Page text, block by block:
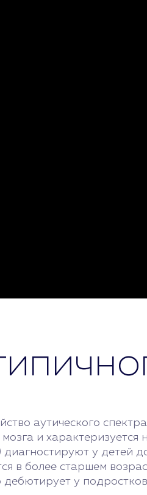
аутического
и характеризуется
у детей
в более старшем
у